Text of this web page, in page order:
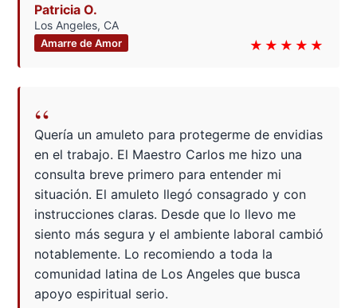
Patricia O.
Los Angeles, CA
Amarre de Amor ★★★★★
“
Quería un amuleto para protegerme de envidias
en el trabajo. El Maestro Carlos me hizo una
consulta breve primero para entender mi
situación. El amuleto llegó consagrado y con
instrucciones claras. Desde que lo llevo me
siento más segura y el ambiente laboral cambió
notablemente. Lo recomiendo a toda la
comunidad latina de Los Angeles que busca
apoyo espiritual serio.